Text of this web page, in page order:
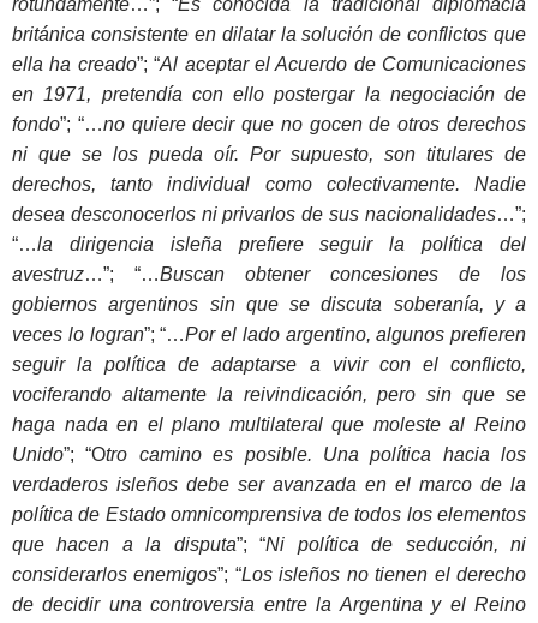
rotundamente…”; “Es conocida la tradicional diplomacia
británica consistente en dilatar la solución de conflictos que
ella ha creado”; “Al aceptar el Acuerdo de Comunicaciones
en 1971, pretendía con ello postergar la negociación de
fondo”; “…no quiere decir que no gocen de otros derechos
ni que se los pueda oír. Por supuesto, son titulares de
derechos, tanto individual como colectivamente. Nadie
desea desconocerlos ni privarlos de sus nacionalidades…”;
“…la dirigencia isleña prefiere seguir la política del
avestruz…”; “…Buscan obtener concesiones de los
gobiernos argentinos sin que se discuta soberanía, y a
veces lo logran”; “…Por el lado argentino, algunos prefieren
seguir la política de adaptarse a vivir con el conflicto,
vociferando altamente la reivindicación, pero sin que se
haga nada en el plano multilateral que moleste al Reino
Unido”; “Otro camino es posible. Una política hacia los
verdaderos isleños debe ser avanzada en el marco de la
política de Estado omnicomprensiva de todos los elementos
que hacen a la disputa”; “Ni política de seducción, ni
considerarlos enemigos”; “Los isleños no tienen el derecho
de decidir una controversia entre la Argentina y el Reino